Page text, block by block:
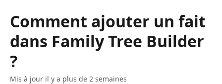
Comment ajouter un fait
dans Family Tree Builder
?
Mis à jour il y a plus de 2 semaines